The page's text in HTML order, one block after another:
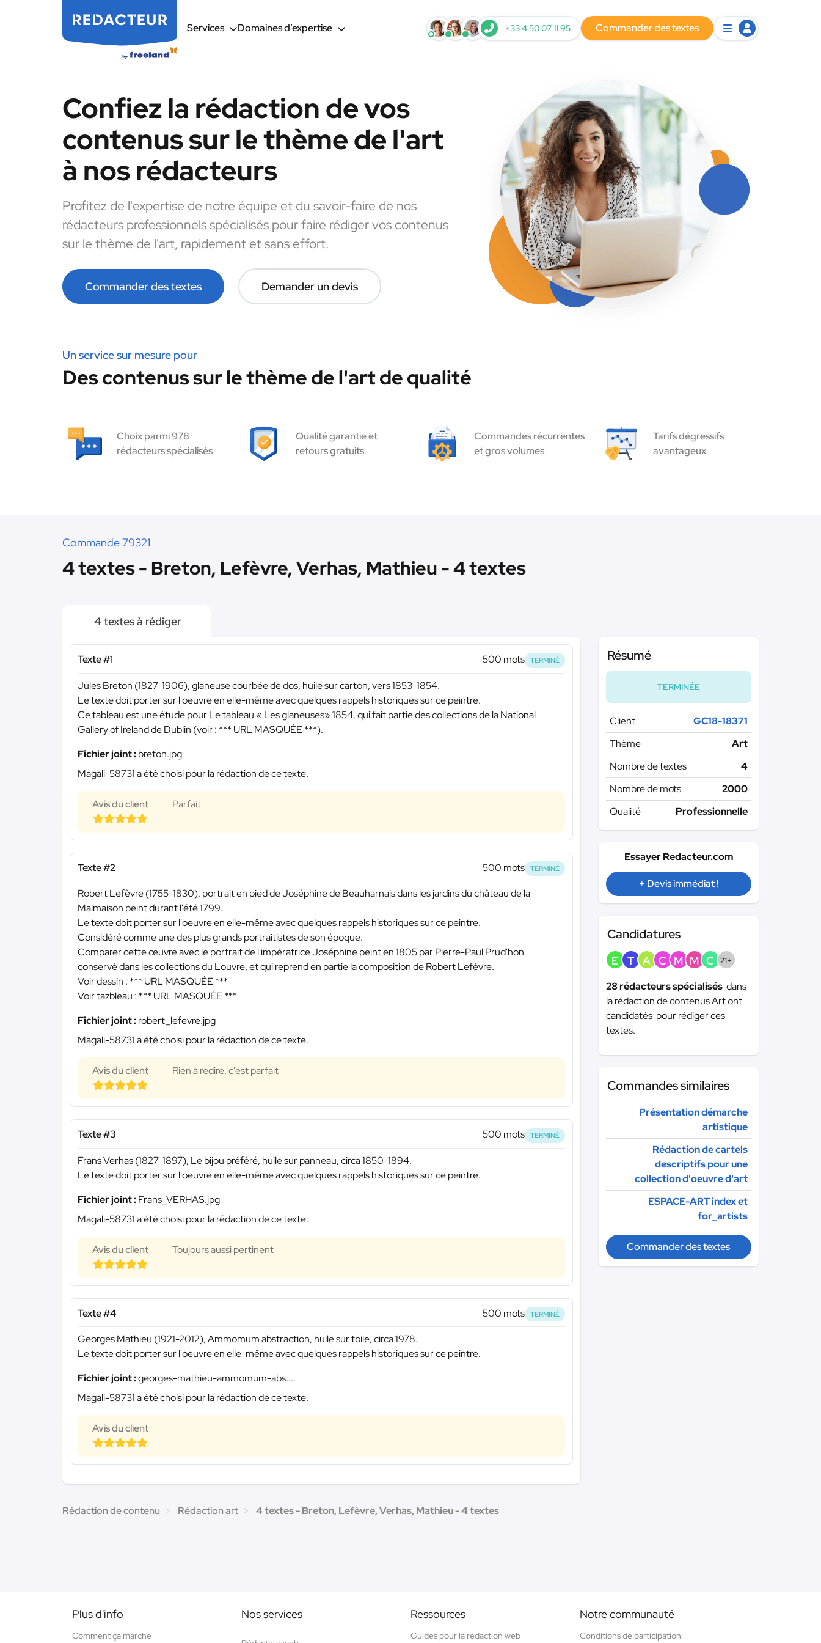
Services Domaines d’expertise +33 4 50 07 11 95 Commander des textes
Confiez la rédaction de vos
contenus sur le thème de l'art
à nos rédacteurs
Profitez de l'expertise de notre équipe et du savoir-faire de nos
rédacteurs professionnels spécialisés pour faire rédiger vos contenus
sur le thème de l'art, rapidement et sans effort.
Commander des textes Demander un devis
Un service sur mesure pour
Des contenus sur le thème de l'art de qualité
Choix parmi 978
rédacteurs spécialisés
Qualité garantie et
retours gratuits
Commandes récurrentes
et gros volumes
Tarifs dégressifs
avantageux
Commande 79321
4 textes - Breton, Lefèvre, Verhas, Mathieu - 4 textes
4 textes à rédiger
Texte #1 500 mots TERMINÉ
Jules Breton (1827-1906), glaneuse courbée de dos, huile sur carton, vers 1853-1854.
Le texte doit porter sur l'oeuvre en elle-même avec quelques rappels historiques sur ce peintre.
Ce tableau est une étude pour Le tableau « Les glaneuses» 1854, qui fait partie des collections de la National
Gallery of Ireland de Dublin (voir : *** URL MASQUÉE ***).
Fichier joint :breton.jpg
Magali-58731 a été choisi pour la rédaction de ce texte.
Avis du client Parfait
Texte #2 500 mots TERMINÉ
Robert Lefèvre (1755-1830), portrait en pied de Joséphine de Beauharnais dans les jardins du château de la
Malmaison peint durant l'été 1799.
Le texte doit porter sur l'oeuvre en elle-même avec quelques rappels historiques sur ce peintre.
Considéré comme une des plus grands portraitistes de son époque.
Comparer cette œuvre avec le portrait de l'impératrice Joséphine peint en 1805 par Pierre-Paul Prud'hon
conservé dans les collections du Louvre, et qui reprend en partie la composition de Robert Lefèvre.
Voir dessin : *** URL MASQUÉE ***
Voir tazbleau : *** URL MASQUÉE ***
Fichier joint :robert_lefevre.jpg
Magali-58731 a été choisi pour la rédaction de ce texte.
Avis du client Rien à redire, c'est parfait
Texte #3 500 mots TERMINÉ
Frans Verhas (1827-1897), Le bijou préféré, huile sur panneau, circa 1850-1894.
Le texte doit porter sur l'oeuvre en elle-même avec quelques rappels historiques sur ce peintre.
Fichier joint :Frans_VERHAS.jpg
Magali-58731 a été choisi pour la rédaction de ce texte.
Avis du client Toujours aussi pertinent
Texte #4 500 mots TERMINÉ
Georges Mathieu (1921-2012), Ammomum abstraction, huile sur toile, circa 1978.
Le texte doit porter sur l'oeuvre en elle-même avec quelques rappels historiques sur ce peintre.
Fichier joint :georges-mathieu-ammomum-abs...
Magali-58731 a été choisi pour la rédaction de ce texte.
Avis du client
Résumé
TERMINÉE
Client
GC18-18371
Thème
Art
Nombre de textes
4
Nombre de mots
2000
Qualité
Professionnelle
Essayer Redacteur.com
+ Devis immédiat !
Candidatures
E T A C M M C 21+
28 rédacteurs spécialisés dans
la rédaction de contenus Art ont
candidatés pour rédiger ces
textes.
Commandes similaires
Présentation démarche
artistique
Rédaction de cartels
descriptifs pour une
collection d'oeuvre d'art
ESPACE-ART index et
for_artists
Commander des textes
Rédaction de contenu Rédaction art 4 textes - Breton, Lefèvre, Verhas, Mathieu - 4 textes
Plus d'info
Comment ça marche
Nos services Ressources
Guides pour la rédaction web
Notre communauté
Conditions de participation